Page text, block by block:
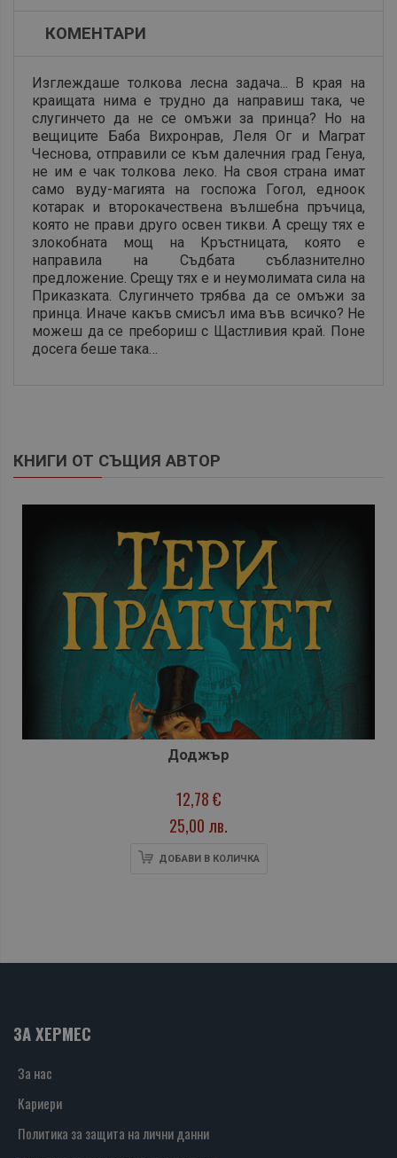
КОМЕНТАРИ
Изглеждаше толкова лесна задача... В края на
краищата нима е трудно да направиш така, че
слугинчето да не се омъжи за принца? Но на
вещиците Баба Вихронрав, Леля Ог и Маграт
Чеснова, отправили се към далечния град Генуа,
не им е чак толкова леко. На своя страна имат
само вуду-магията на госпожа Гогол, едноок
котарак и второкачествена вълшебна пръчица,
която не прави друго освен тикви. А срещу тях е
злокобната мощ на Кръстницата, която е
направила на Съдбата съблазнително
предложение. Срещу тях е и неумолимата сила на
Приказката. Слугинчето трябва да се омъжи за
принца. Иначе какъв смисъл има във всичко? Не
можеш да се пребориш с Щастливия край. Поне
досега беше така…
КНИГИ ОТ СЪЩИЯ АВТОР
Доджър
12,78 €
25,00 лв.
ДОБАВИ В КОЛИЧКА
ЗА ХЕРМЕС
За нас
Кариери
Политика за защита на лични данни